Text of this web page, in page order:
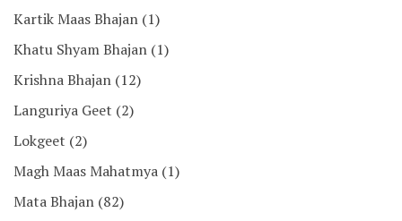
Kartik Maas Bhajan (1)
Khatu Shyam Bhajan (1)
Krishna Bhajan (12)
Languriya Geet (2)
Lokgeet (2)
Magh Maas Mahatmya (1)
Mata Bhajan (82)